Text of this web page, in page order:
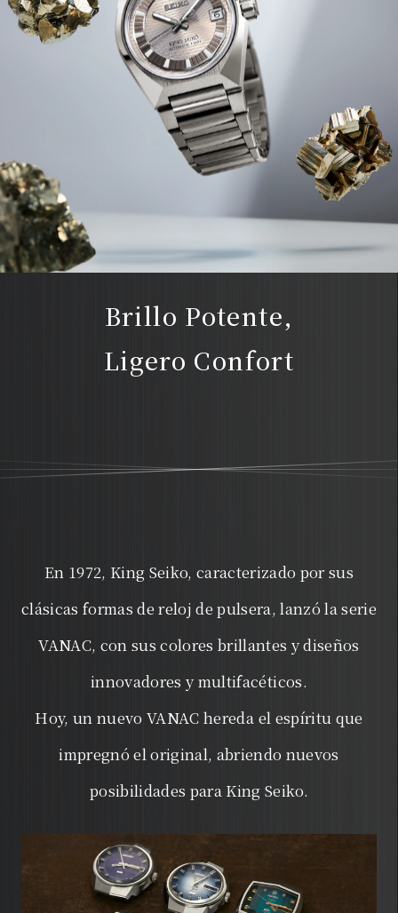
Brillo Potente,
Ligero Confort
En 1972, King Seiko, caracterizado por sus
clásicas formas de reloj de pulsera, lanzó la serie
VANAC, con sus colores brillantes y diseños
innovadores y multifacéticos.
Hoy, un nuevo VANAC hereda el espíritu que
impregnó el original, abriendo nuevos
posibilidades para King Seiko.